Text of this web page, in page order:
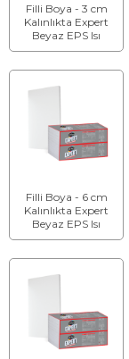
Filli Boya - 3 cm
Kalınlıkta Expert
Beyaz EPS Isı
Yalıtım Levhası
Filli Boya - 6 cm
Kalınlıkta Expert
Beyaz EPS Isı
Yalıtım Levhası